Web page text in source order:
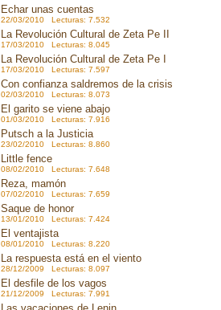
Echar unas cuentas
22/03/2010 Lecturas: 7.532
La Revolución Cultural de Zeta Pe II
17/03/2010 Lecturas: 8.045
La Revolución Cultural de Zeta Pe I
17/03/2010 Lecturas: 7.597
Con confianza saldremos de la crisis
02/03/2010 Lecturas: 8.073
El garito se viene abajo
01/03/2010 Lecturas: 7.916
Putsch a la Justicia
23/02/2010 Lecturas: 8.860
Little fence
08/02/2010 Lecturas: 7.648
Reza, mamón
07/02/2010 Lecturas: 7.659
Saque de honor
13/01/2010 Lecturas: 7.424
El ventajista
08/01/2010 Lecturas: 8.220
La respuesta está en el viento
28/12/2009 Lecturas: 8.097
El desfile de los vagos
21/12/2009 Lecturas: 7.991